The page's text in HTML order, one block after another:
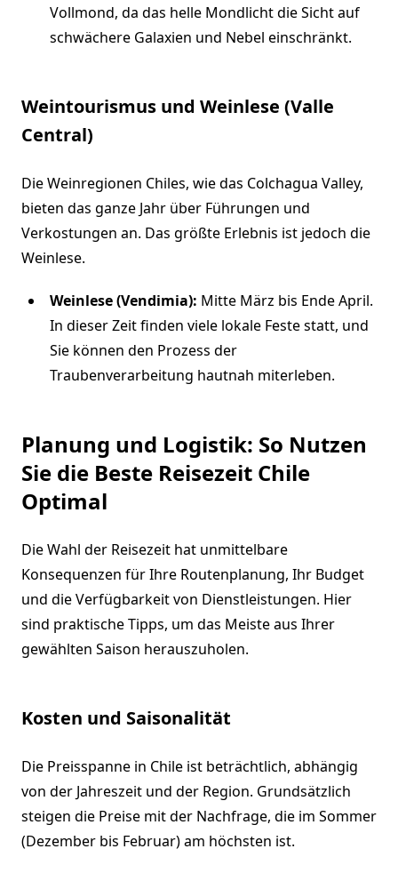
Vollmond, da das helle Mondlicht die Sicht auf
schwächere Galaxien und Nebel einschränkt.
Weintourismus und Weinlese (Valle
Central)
Die Weinregionen Chiles, wie das Colchagua Valley,
bieten das ganze Jahr über Führungen und
Verkostungen an. Das größte Erlebnis ist jedoch die
Weinlese.
Weinlese (Vendimia): Mitte März bis Ende April.
In dieser Zeit finden viele lokale Feste statt, und
Sie können den Prozess der
Traubenverarbeitung hautnah miterleben.
Planung und Logistik: So Nutzen
Sie die Beste Reisezeit Chile
Optimal
Die Wahl der Reisezeit hat unmittelbare
Konsequenzen für Ihre Routenplanung, Ihr Budget
und die Verfügbarkeit von Dienstleistungen. Hier
sind praktische Tipps, um das Meiste aus Ihrer
gewählten Saison herauszuholen.
Kosten und Saisonalität
Die Preisspanne in Chile ist beträchtlich, abhängig
von der Jahreszeit und der Region. Grundsätzlich
steigen die Preise mit der Nachfrage, die im Sommer
(Dezember bis Februar) am höchsten ist.